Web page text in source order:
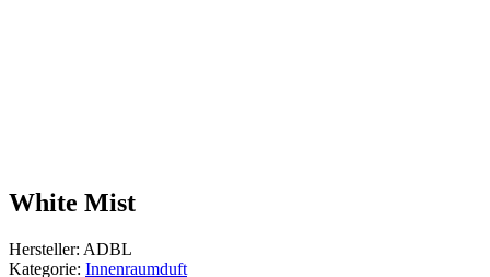
White Mist
Hersteller: ADBL
Kategorie: Innenraumduft